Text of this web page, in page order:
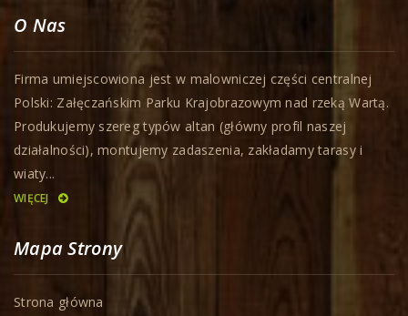
O Nas
Firma umiejscowiona jest w malowniczej części centralnej
Polski: Załęczańskim Parku Krajobrazowym nad rzeką Wartą.
Produkujemy szereg typów altan (główny profil naszej
działalności), montujemy zadaszenia, zakładamy tarasy i
wiaty...
WIĘCEJ
Mapa Strony
Strona główna